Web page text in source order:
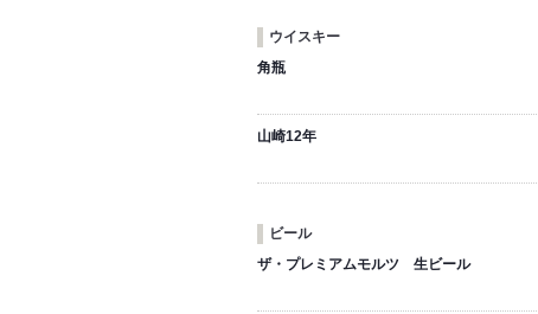
ウイスキー
角瓶
山崎12年
ビール
ザ・プレミアムモルツ 生ビール